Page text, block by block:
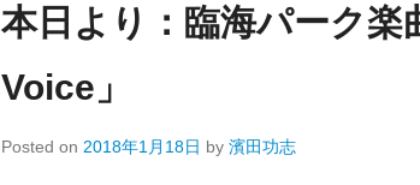
本日より：臨海パーク
Voice」
Posted on 2018年1月18日 by 濱田功志